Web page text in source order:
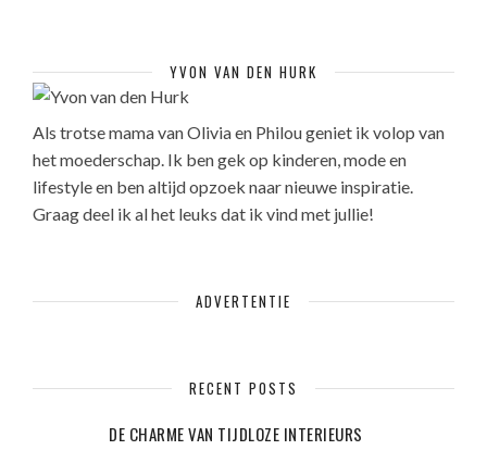
YVON VAN DEN HURK
Als trotse mama van Olivia en Philou geniet ik volop van
het moederschap. Ik ben gek op kinderen, mode en
lifestyle en ben altijd opzoek naar nieuwe inspiratie.
Graag deel ik al het leuks dat ik vind met jullie!
ADVERTENTIE
RECENT POSTS
DE CHARME VAN TIJDLOZE INTERIEURS